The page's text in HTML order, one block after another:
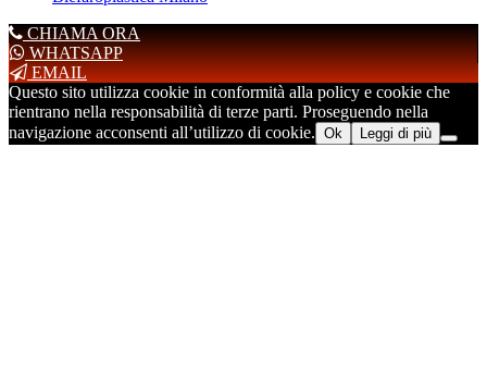
CHIAMA ORA
WHATSAPP
EMAIL
Questo sito utilizza cookie in conformità alla policy e cookie che
rientrano nella responsabilità di terze parti. Proseguendo nella
navigazione acconsenti all’utilizzo di cookie. Ok Leggi di più